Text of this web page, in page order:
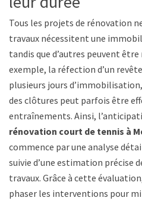
Tous les projets de rénovation
travaux nécessitent une
tandis que d’autres peuvent
exemple, la réfection d’un
plusieurs jours
des clôtures peut parfois être
entraînements. Ainsi,
rénovation court de tennis à
commence par une analyse
suivie d’une estimation précise
travaux. Grâce à cette
phaser les interventions pour